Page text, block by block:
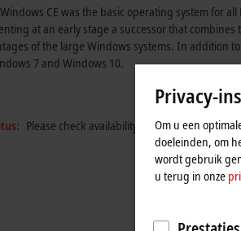
CE was the basic operating system for
at an early stage a successor that
of the large Windows systems. In addition
7 and Windows 10.
Please check availability on the product
Privacy-
Om u een
doeleinden, om
wordt gebruik
u terug in onze